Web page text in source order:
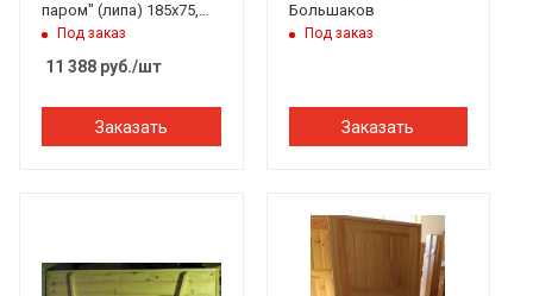
паром" (липа) 185х75,
коробка липа. Банный
Эксперт
Под заказ
11 388 руб./шт
Заказать
Большаков
Под заказ
Заказать